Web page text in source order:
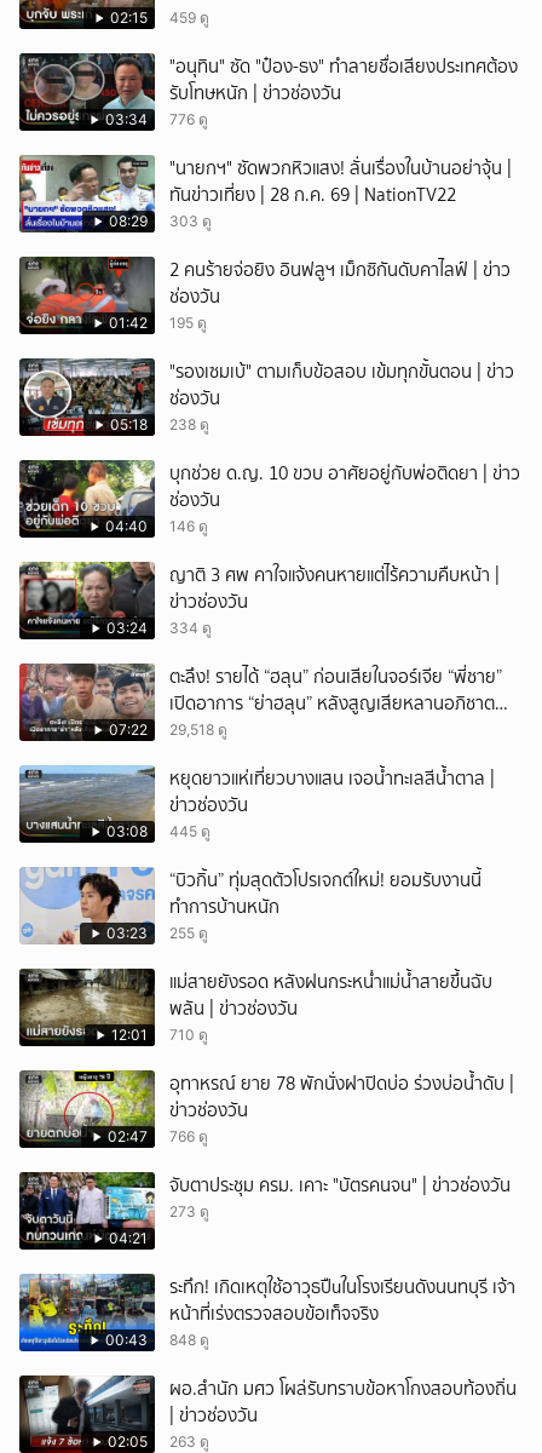
02:15 459 ดู
03:34
"อนุทิน" ซัด "ป๋อง-ธง" ทำลายชื่อเสียงประเทศต้อง
รับโทษหนัก | ข่าวช่องวัน
776 ดู
08:29
"นายกฯ" ซัดพวกหิวแสง! ลั่นเรื่องในบ้านอย่าจุ้น |
ทันข่าวเที่ยง | 28 ก.ค. 69 | NationTV22
303 ดู
01:42
2 คนร้ายจ่อยิง อินฟลูฯ เม็กซิกันดับคาไลฟ์ | ข่าว
ช่องวัน
195 ดู
05:18
"รองเซมเบ้" ตามเก็บข้อสอบ เข้มทุกขั้นตอน | ข่าว
ช่องวัน
238 ดู
04:40
บุกช่วย ด.ญ. 10 ขวบ อาศัยอยู่กับพ่อติดยา | ข่าว
ช่องวัน
146 ดู
03:24
ญาติ 3 ศพ คาใจแจ้งคนหายแต่ไร้ความคืบหน้า |
ข่าวช่องวัน
334 ดู
07:22
ตะลึง! รายได้ “ฮลุน” ก่อนเสียในจอร์เจีย “พี่ชาย”
เปิดอาการ “ย่าฮลุน” หลังสูญเสียหลานอภิชาต
บุตร!
29,518 ดู
03:08
หยุดยาวแห่เที่ยวบางแสน เจอน้ำทะเลสีน้ำตาล |
ข่าวช่องวัน
445 ดู
03:23
“บิวกิ้น” ทุ่มสุดตัวโปรเจกต์ใหม่! ยอมรับงานนี้
ทำการบ้านหนัก
255 ดู
12:01
แม่สายยังรอด หลังฝนกระหน่ำแม่น้ำสายขึ้นฉับ
พลัน | ข่าวช่องวัน
710 ดู
02:47
อุทาหรณ์ ยาย 78 พักนั่งฝาปิดบ่อ ร่วงบ่อน้ำดับ |
ข่าวช่องวัน
766 ดู
04:21
จับตาประชุม ครม. เคาะ "บัตรคนจน" | ข่าวช่องวัน
273 ดู
00:43
ระทึก! เกิดเหตุใช้อาวุธปืuในโรงเรียนดังนนทบุรี เจ้า
หน้าที่เร่งตรวจสอบข้อเท็จจริง
848 ดู
02:05
ผอ.สำนัก มศว โผล่รับทราบข้อหาโกงสอบท้องถิ่น
| ข่าวช่องวัน
263 ดู
ยกเลิก